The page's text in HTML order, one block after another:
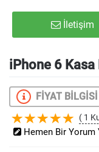
İletişim
iPhone 6
FİYAT
( 1
Hemen Bir Yorum